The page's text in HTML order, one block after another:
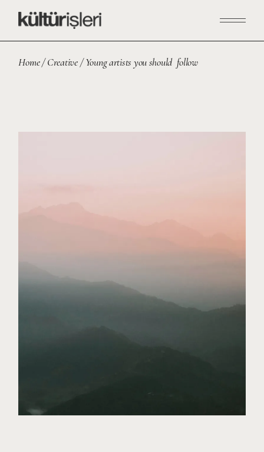
Home Creative Young artists you should follow